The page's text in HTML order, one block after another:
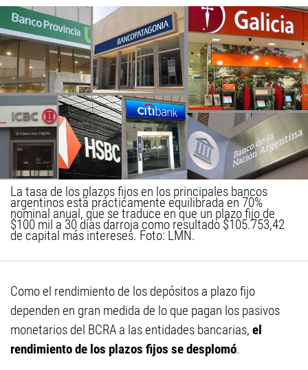
La tasa de los plazos fijos en los principales bancos
argentinos está prácticamente equilibrada en 70%
nominal anual, que se traduce en que un plazo fijo de
$100 mil a 30 días darroja como resultado $105.753,42
de capital más intereses. Foto: LMN.
Como el rendimiento de los depósitos a plazo fijo
dependen en gran medida de lo que pagan los pasivos
monetarios del BCRA a las entidades bancarias, el
rendimiento de los plazos fijos se desplomó.